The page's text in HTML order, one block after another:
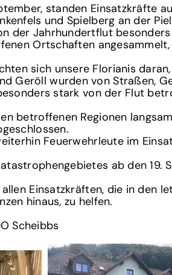
standen Einsatzkräfte
und Spielberg an der
der Jahrhundertflut
Ortschaften
sich unsere Florianis
Geröll wurden von Straßen,
stark von der Flut
betroffenen Regionen
Feuerwehrleute im
ab den 19.
Einsatzkräften, die in den
hinaus, zu helfen.
Scheibbs